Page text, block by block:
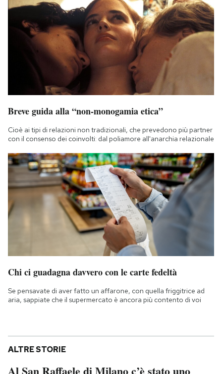
Breve guida alla “non-monogamia etica”
Cioè ai tipi di relazioni non tradizionali, che prevedono più partner
con il consenso dei coinvolti: dal poliamore all'anarchia relazionale
Chi ci guadagna davvero con le carte fedeltà
Se pensavate di aver fatto un affarone, con quella friggitrice ad
aria, sappiate che il supermercato è ancora più contento di voi
ALTRE STORIE